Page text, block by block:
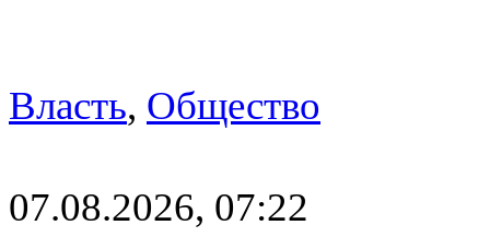
Власть, Общество
07.08.2026, 07:22